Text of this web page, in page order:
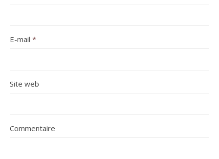
E-mail *
Site web
Commentaire